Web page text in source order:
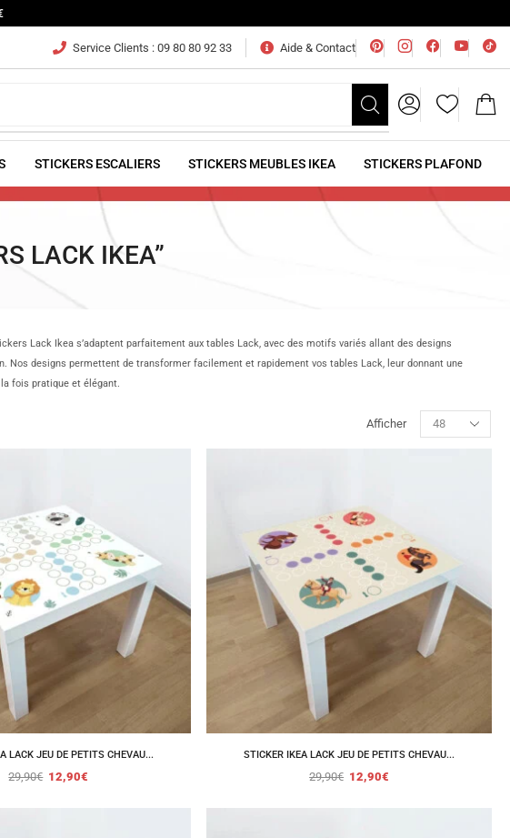
Service Clients : 09 80 80 92 33 Aide & Contact
STICKERS ESCALIERS STICKERS MEUBLES IKEA STICKERS PLAFOND
LACK IKEA”
Lack Ikea s’adaptent parfaitement aux tables Lack, avec des motifs variés allant des designs
Nos designs permettent de transformer facilement et rapidement vos tables Lack, leur donnant une
fois pratique et élégant.
Afficher
LACK JEU DE PETITS CHEVAU...
29,90€ 12,90€
STICKER IKEA LACK JEU DE PETITS CHEVAU...
29,90€ 12,90€